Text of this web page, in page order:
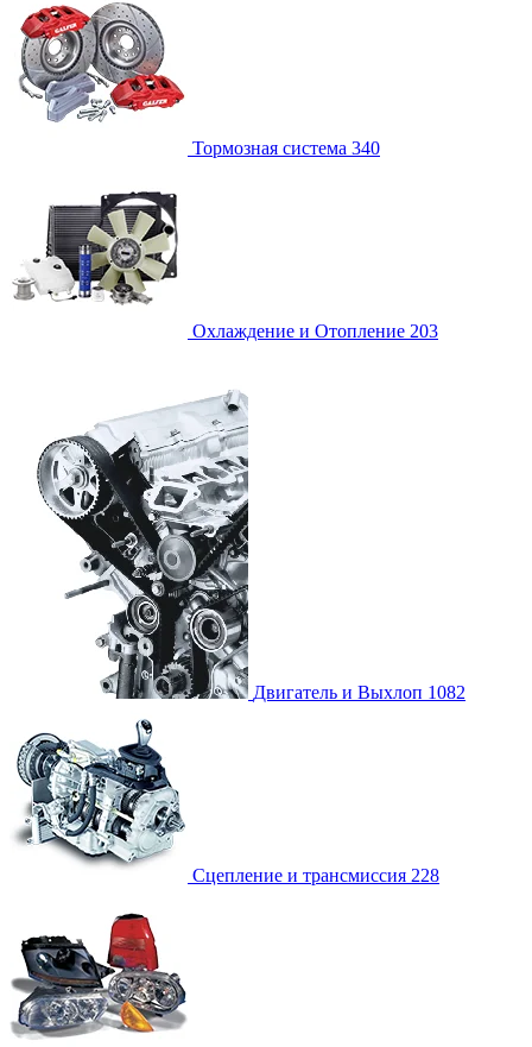
Тормозная система 340
Охлаждение и Отопление 203
Двигатель и Выхлоп 1082
Сцепление и трансмиссия 228